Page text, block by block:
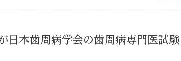
日本歯周病学会の歯周病専門医試験